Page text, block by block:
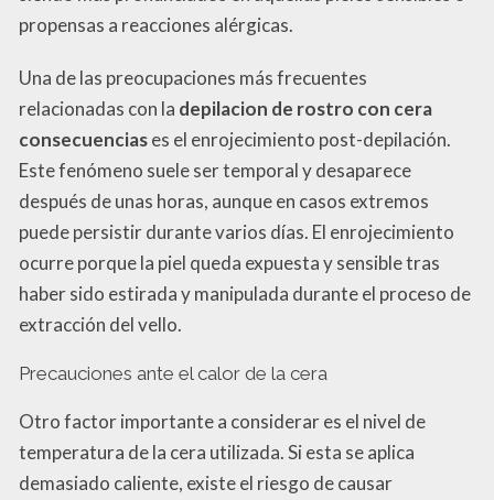
propensas a reacciones alérgicas.
Una de las preocupaciones más frecuentes
relacionadas con la depilacion de rostro con cera
consecuenciases el enrojecimiento post-depilación.
Este fenómeno suele ser temporal y desaparece
después de unas horas, aunque en casos extremos
puede persistir durante varios días. El enrojecimiento
ocurre porque la piel queda expuesta y sensible tras
haber sido estirada y manipulada durante el proceso de
extracción del vello.
Precauciones ante el calor de la cera
Otro factor importante a considerar es el nivel de
temperatura de la cera utilizada. Si esta se aplica
demasiado caliente, existe el riesgo de causar